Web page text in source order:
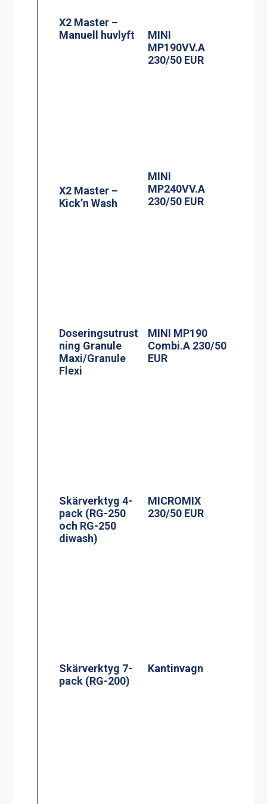
X2 Master –
Manuell huvlyft
MINI
MP190VV.A
230/50 EUR
X2 Master –
Kick’n Wash
MINI
MP240VV.A
230/50 EUR
Doseringsutrust
ning Granule
Maxi/Granule
Flexi
MINI MP190
Combi.A 230/50
EUR
Skärverktyg 4-
pack (RG-250
och RG-250
diwash)
MICROMIX
230/50 EUR
Skärverktyg 7-
pack (RG-200)
Kantinvagn